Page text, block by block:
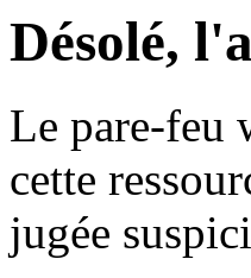
Désolé,
Le pare-feu
cette
jugée